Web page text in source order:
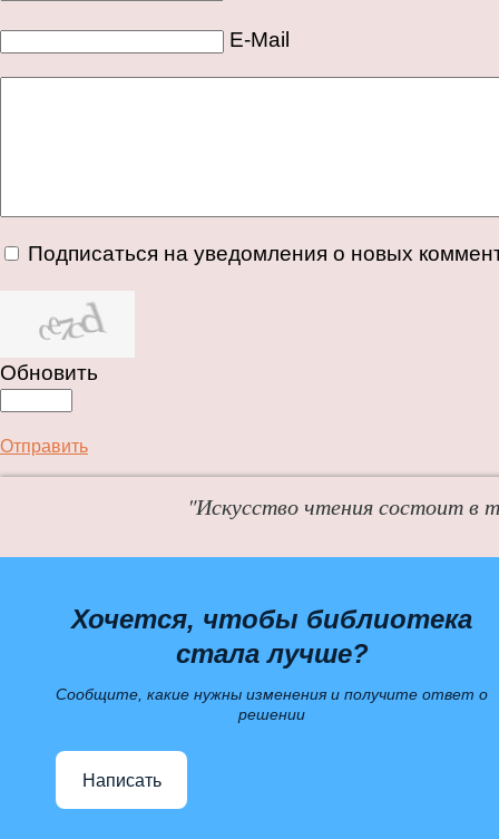
E-Mail
Подписаться на уведомления о новых
Обновить
Отправить
"Искусство чтения состоит
Хочется, чтобы библиотека
стала лучше?
Сообщите, какие нужны изменения и получите ответ о
решении
Написать